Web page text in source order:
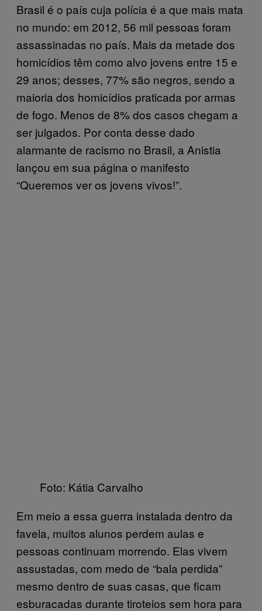
Brasil é o país cuja polícia é a que mais mata
no mundo: em 2012, 56 mil pessoas foram
assassinadas no país. Mais da metade dos
homicídios têm como alvo jovens entre 15 e
29 anos; desses, 77% são negros, sendo a
maioria dos homicídios praticada por armas
de fogo. Menos de 8% dos casos chegam a
ser julgados. Por conta desse dado
alarmante de racismo no Brasil, a Anistia
lançou em sua página o manifesto
“Queremos ver os jovens vivos!”.
Foto: Kátia Carvalho
Em meio a essa guerra instalada dentro da
favela, muitos alunos perdem aulas e
pessoas continuam morrendo. Elas vivem
assustadas, com medo de “bala perdida”
mesmo dentro de suas casas, que ficam
esburacadas durante tiroteios sem hora para